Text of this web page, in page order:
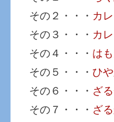
その２・・・ カ
その３・・・ カ
その４・・・ は
その５・・・ひ
その６・・・ ざ
その７・・・ ざ